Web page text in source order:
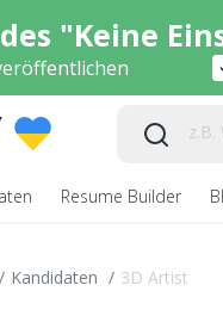
"Keine
Resume Builder
/ Kandidaten / 3D Artist